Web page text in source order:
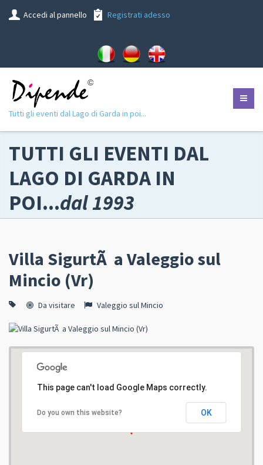
Accedi al pannello Registrati adesso
Tutti gli eventi dal Lago di Garda in poi...
TUTTI GLI EVENTI DAL
LAGO DI GARDA IN
POI...dal 1993
Villa SigurtÃ a Valeggio sul
Mincio (Vr)
Da visitare Valeggio sul Mincio
This page can't load Google Maps correctly.
Do you own this website? OK